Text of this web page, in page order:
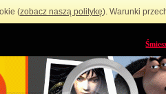
(zobacz naszą politykę). Warunki